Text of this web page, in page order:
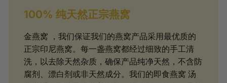
100% 纯天然正宗燕窝
金燕窝 ，我们保证我们的燕窝产品采用最优质的
正宗印尼燕窝。每一盏燕窝都经过细致的手工清
洗，以去除天然杂质，确保产品纯净天然，不含防
腐剂、漂白剂或非天然成分。我们的即食燕窝 汤